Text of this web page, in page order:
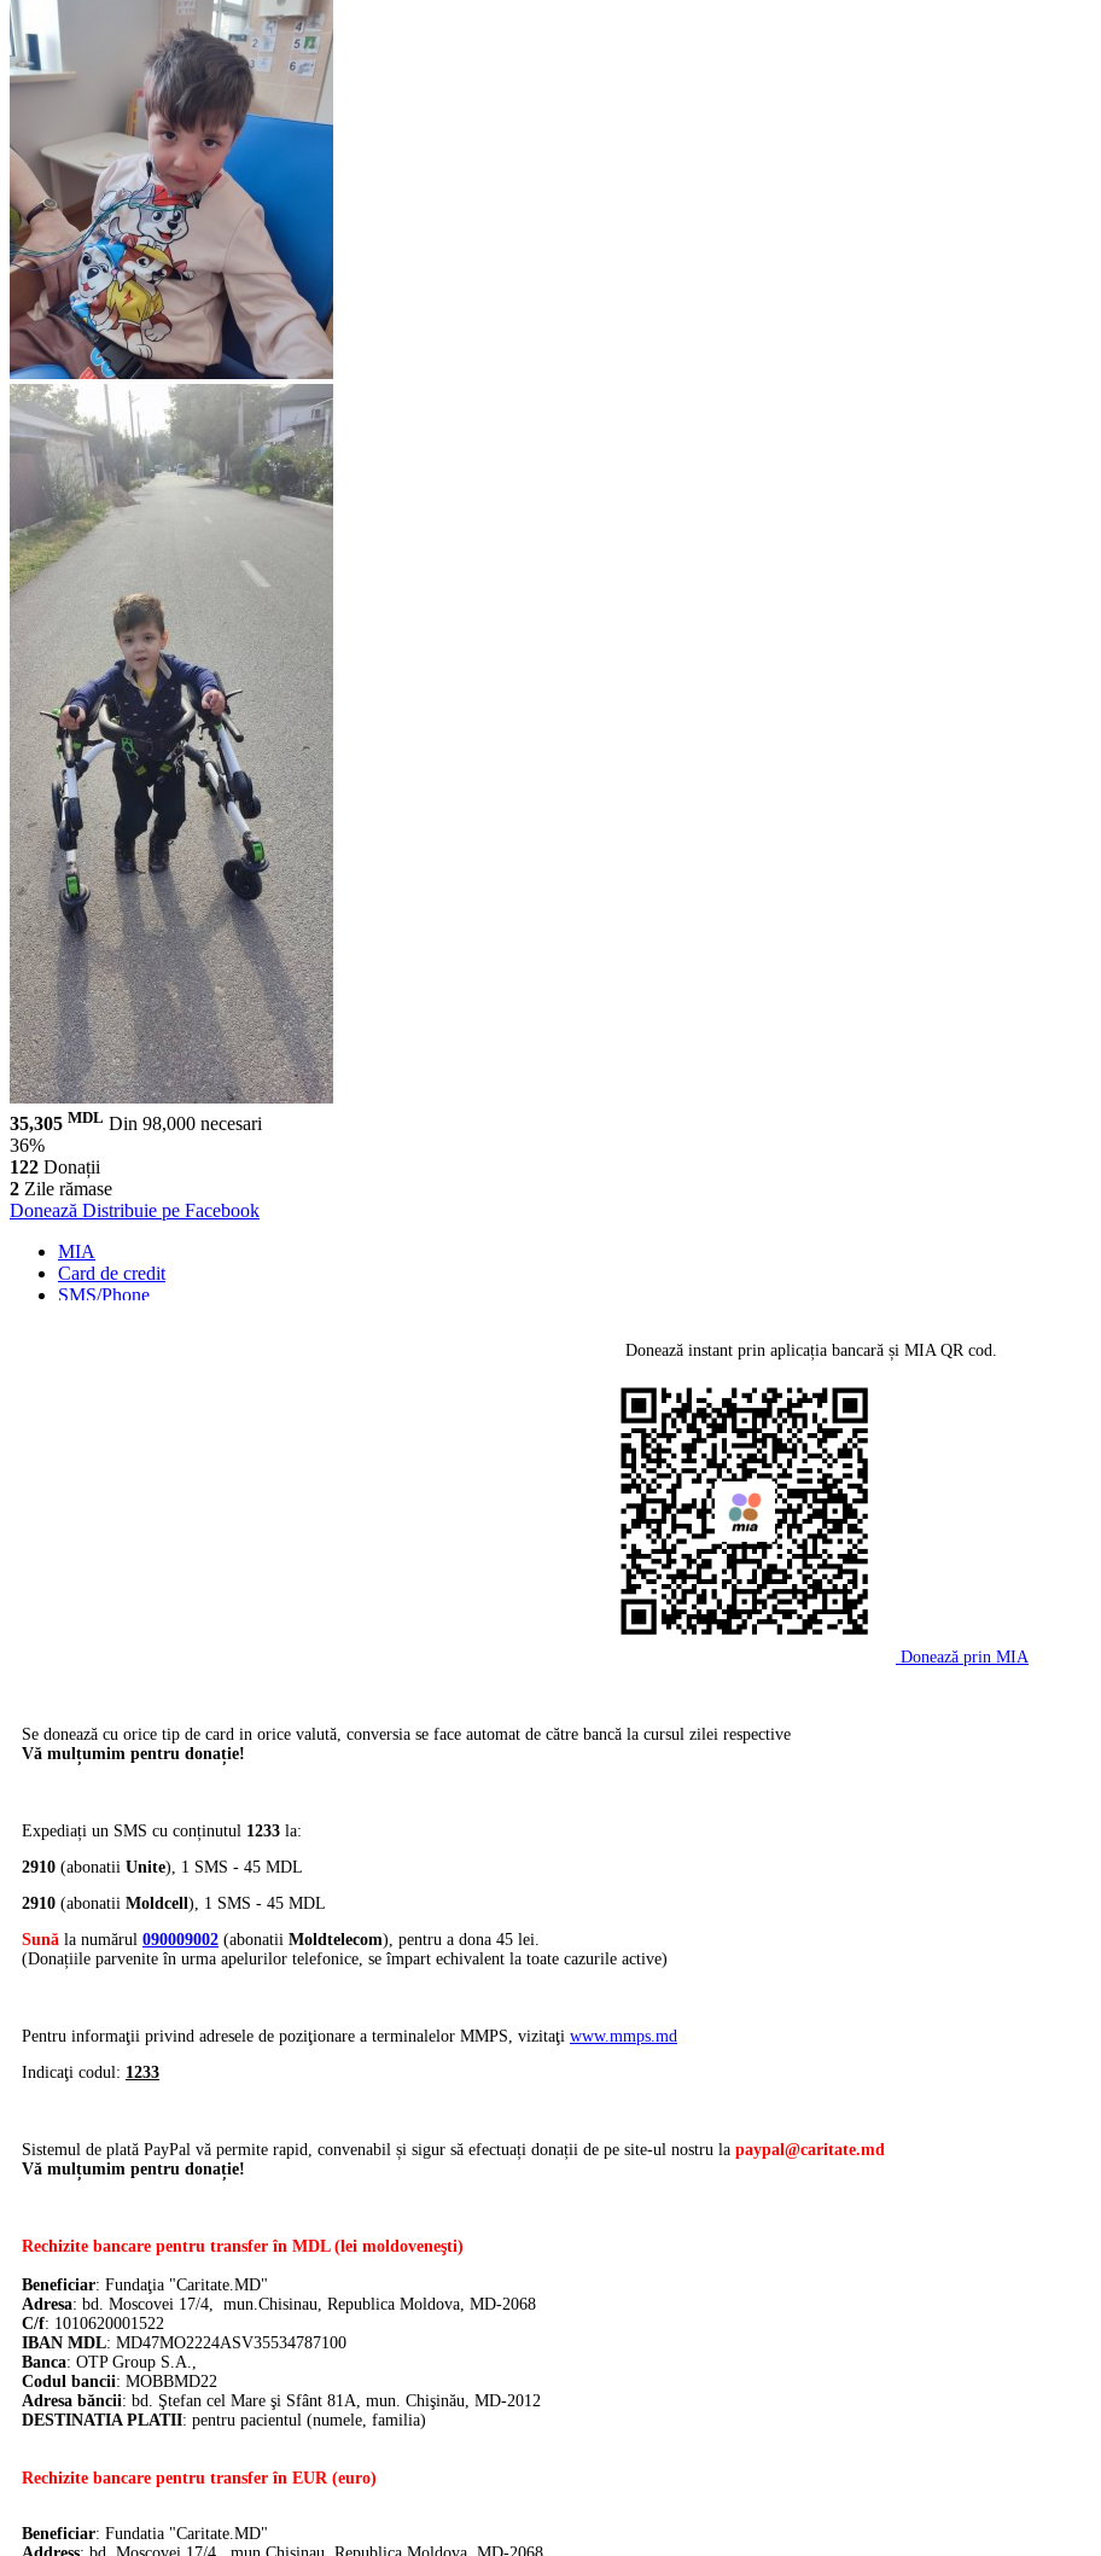
35,305 MDL Din 98,000 necesari
36%
122 Donații
2 Zile rămase
Donează Distribuie pe Facebook
MIA
Card de credit
SMS/Phone
Donează instant prin aplicația bancară și MIA QR cod.
Donează prin MIA
Se donează cu orice tip de card in orice valută, conversia se face automat de către bancă la cursul zilei respective
Vă mulțumim pentru donație!
Expediați un SMS cu conținutul 1233 la:
2910 (abonatii Unite), 1 SMS - 45 MDL
2910 (abonatii Moldcell), 1 SMS - 45 MDL
Sună la numărul 090009002 (abonatii Moldtelecom), pentru a dona 45 lei.
(Donațiile parvenite în urma apelurilor telefonice, se împart echivalent la toate cazurile active)
Pentru informaţii privind adresele de poziţionare a terminalelor MMPS, vizitaţi www.mmps.md
Indicaţi codul: 1233
Sistemul de plată PayPal vă permite rapid, convenabil și sigur să efectuați donații de pe site-ul nostru la paypal@caritate.md
Vă mulțumim pentru donație!
Rechizite bancare pentru transfer în MDL (lei moldoveneşti)
Beneficiar: Fundaţia "Caritate.MD"
Adresa: bd. Moscovei 17/4, mun.Chisinau, Republica Moldova, MD-2068
C/f: 1010620001522
IBAN MDL: MD47MO2224ASV35534787100
Banca: OTP Group S.A.,
Codul bancii: MOBBMD22
Adresa băncii: bd. Ştefan cel Mare şi Sfânt 81A, mun. Chişinău, MD-2012
DESTINATIA PLATII: pentru pacientul (numele, familia)
Rechizite bancare pentru transfer în EUR (euro)
Beneficiar: Fundatia "Caritate.MD"